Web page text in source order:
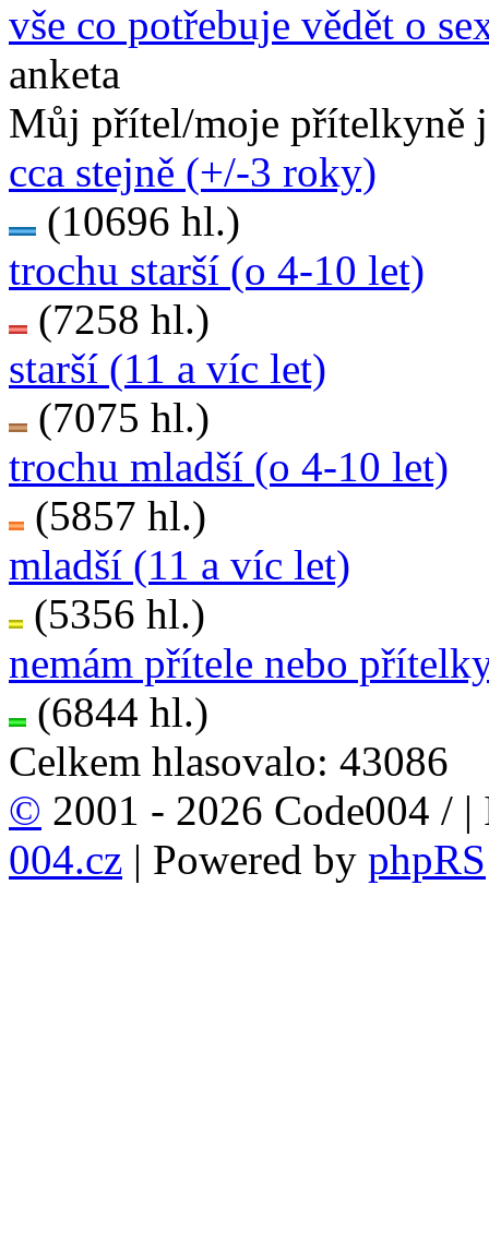
vše co potřebuje vědět o
anketa
Můj přítel/moje přítelkyně
cca stejně (+/-3 roky)
(10696 hl.)
trochu starší (o 4-10 let)
(7258 hl.)
starší (11 a víc let)
(7075 hl.)
trochu mladší (o 4-10 let)
(5857 hl.)
mladší (11 a víc let)
(5356 hl.)
nemám přítele nebo
(6844 hl.)
Celkem hlasovalo: 43086
© 2001 - 2026 Code004 / |
004.cz | Powered by phpRS